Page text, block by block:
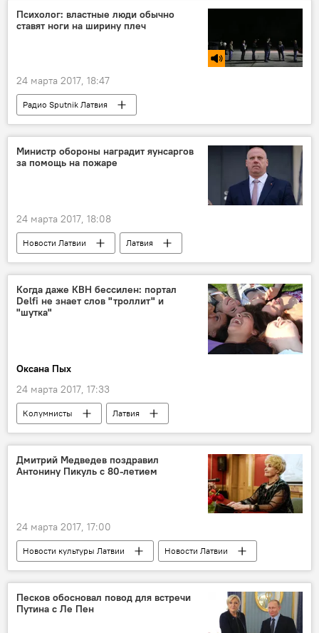
Психолог: властные люди обычно
ставят ноги на ширину плеч
24 марта 2017, 18:47
Радио Sputnik Латвия
Министр обороны наградит яунсаргов
за помощь на пожаре
24 марта 2017, 18:08
Новости Латвии
Латвия
Раймондс Бергманис
яунсарги
Когда даже КВН бессилен: портал
Delfi не знает слов "троллит" и
"шутка"
Оксана Пых
24 марта 2017, 17:33
Колумнисты
Латвия
Мартиньш Коссовичс
Центр госязыка
Delfi
Дмитрий Медведев поздравил
Антонину Пикуль с 80-летием
24 марта 2017, 17:00
Новости культуры Латвии
Новости Латвии
Рига
Антонина Пикуль
Дом Москвы
Песков обосновал повод для встречи
Путина с Ле Пен